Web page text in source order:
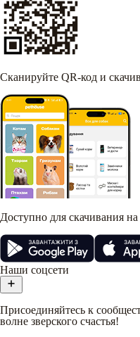
Сканируйте QR-код и
Доступно для скачивания
Наши соцсети
Присоединяйтесь к
волне зверского счастья!